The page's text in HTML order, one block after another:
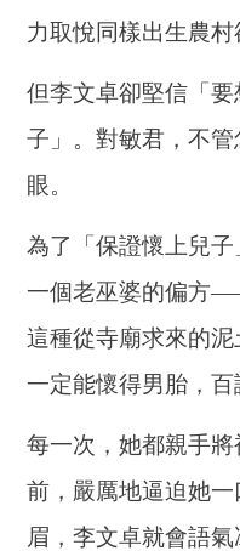
力取悅同樣出生農村
但李文卓卻堅信「
子」。對敏君，不
眼。
為了「保證懷上兒
一個老巫婆的偏方
這種從寺廟求來的
一定能懷得男胎，百
每一次，她都親手
前，嚴厲地逼迫她
眉，李文卓就會語